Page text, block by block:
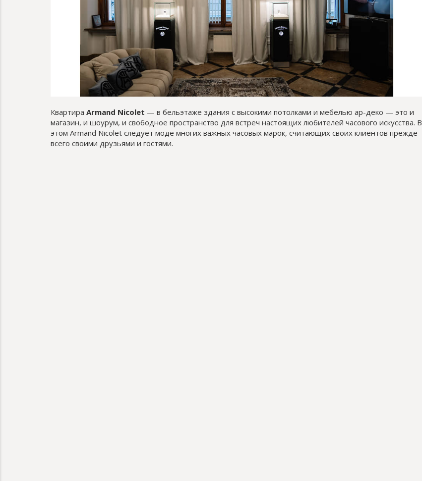
Квартира Armand Nicolet — в бельэтаже здания с высокими потолками и мебелью ар-деко — это и
магазин, и шоурум, и свободное пространство для встреч настоящих любителей часового искусства. В
этом Armand Nicolet следует моде многих важных часовых марок, считающих своих клиентов прежде
всего своими друзьями и гостями.